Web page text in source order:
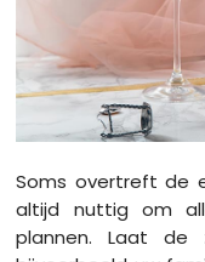
Soms overtreft de
altijd nuttig om
plannen. Laat de